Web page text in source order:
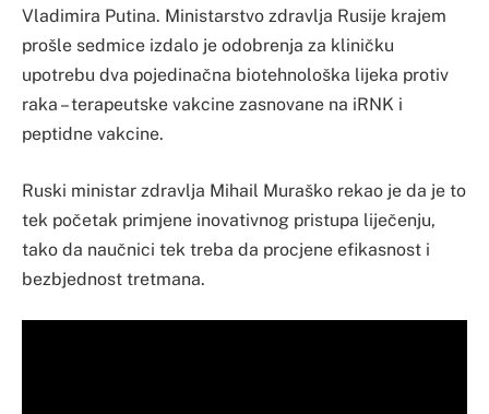
Vladimira Putina. Ministarstvo zdravlja Rusije krajem
prošle sedmice izdalo je odobrenja za kliničku
upotrebu dva pojedinačna biotehnološka lijeka protiv
raka – terapeutske vakcine zasnovane na iRNK i
peptidne vakcine.
Ruski ministar zdravlja Mihail Muraško rekao je da je to
tek početak primjene inovativnog pristupa liječenju,
tako da naučnici tek treba da procjene efikasnost i
bezbjednost tretmana.